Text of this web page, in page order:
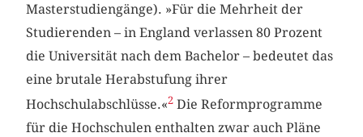
Masterstudiengänge). »Für die Mehrheit der
Studierenden – in England verlassen 80 Prozent
die Universität nach dem Bachelor – bedeutet das
eine brutale Herabstufung ihrer
Hochschulabschlüsse.«2 Die Reformprogramme
für die Hochschulen enthalten zwar auch Pläne